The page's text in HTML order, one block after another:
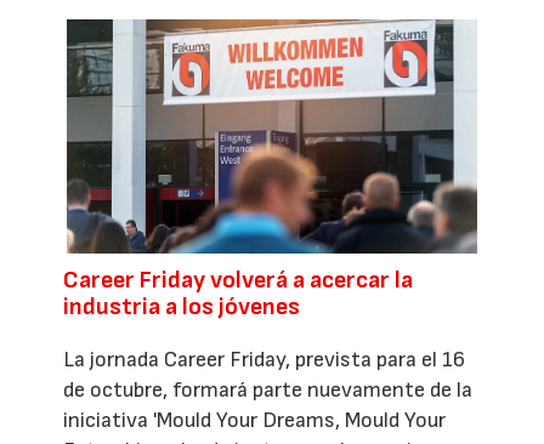
Career Friday volverá a acercar la
industria a los jóvenes
La jornada Career Friday, prevista para el 16
de octubre, formará parte nuevamente de la
iniciativa 'Mould Your Dreams, Mould Your